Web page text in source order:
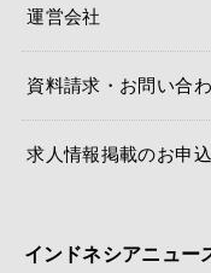
運営会社
資料請求・お問い合
求人情報掲載のお申
インドネシアニュー